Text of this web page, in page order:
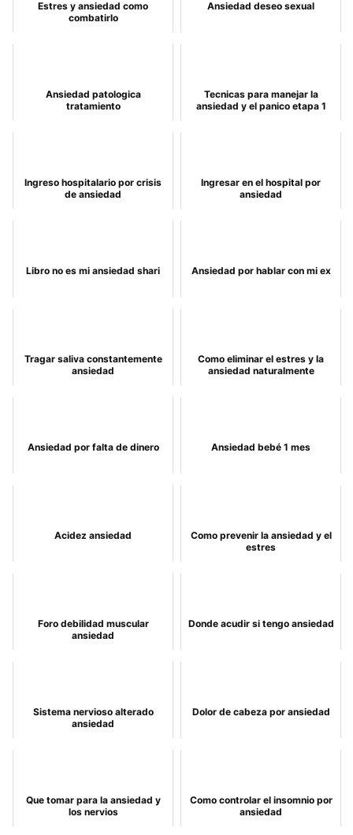
Estres y ansiedad como
combatirlo
Ansiedad deseo sexual
Ansiedad patologica
tratamiento
Tecnicas para manejar la
ansiedad y el panico etapa 1
Ingreso hospitalario por crisis
de ansiedad
Ingresar en el hospital por
ansiedad
Libro no es mi ansiedad shari Ansiedad por hablar con mi ex
Tragar saliva constantemente
ansiedad
Como eliminar el estres y la
ansiedad naturalmente
Ansiedad por falta de dinero Ansiedad bebé 1 mes
Acidez ansiedad
Como prevenir la ansiedad y el
estres
Foro debilidad muscular
ansiedad
Donde acudir si tengo ansiedad
Sistema nervioso alterado
ansiedad
Dolor de cabeza por ansiedad
Que tomar para la ansiedad y
los nervios
Como controlar el insomnio por
ansiedad